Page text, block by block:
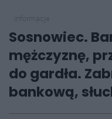
Sosnowiec.
mężczyznę,
do gardła.
bankową,